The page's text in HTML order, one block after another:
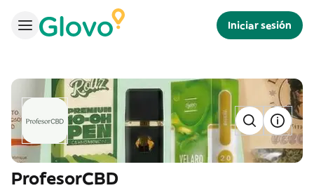
Iniciar sesión
ProfesorCBD